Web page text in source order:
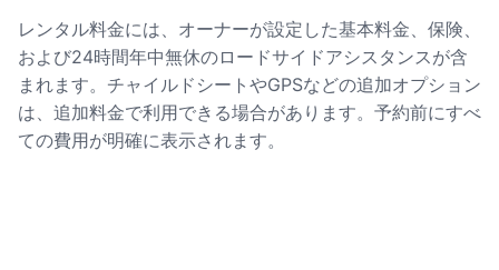
レンタル料金には、オーナーが設定した基本料金、保険、
および24時間年中無休のロードサイドアシスタンスが含
まれます。チャイルドシートやGPSなどの追加オプション
は、追加料金で利用できる場合があります。予約前にすべ
ての費用が明確に表示されます。